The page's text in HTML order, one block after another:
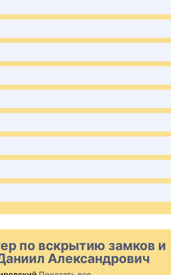
по вскрытию замков и
Александрович